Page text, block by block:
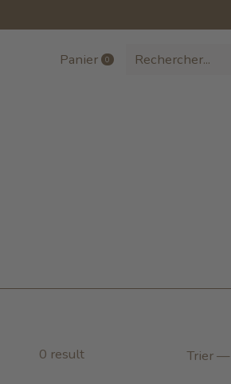
Panier 0items
0 result Trier —